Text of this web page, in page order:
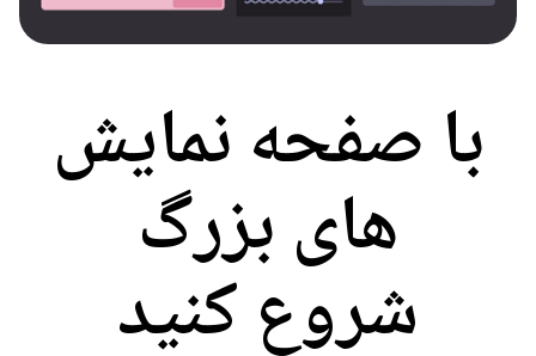
با صفحه نمایش
های بزرگ
شروع کنید